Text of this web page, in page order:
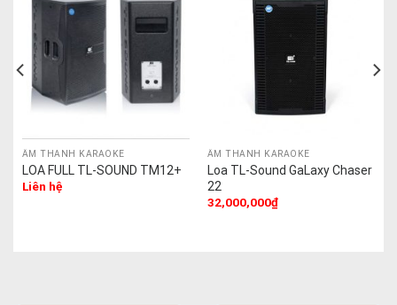
ÂM THANH KARAOKE
LOA FULL TL-SOUND TM12+
Liên hệ
ÂM THANH KARAOKE
Loa TL-Sound GaLaxy Chaser
22
32,000,000₫